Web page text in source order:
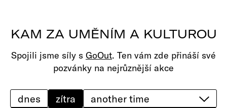
iVysílání
TV program
edu
KAM ZA UMĚNÍM A KULTUROU
Spojili jsme síly s GoOut. Ten vám zde přináší své
pozvánky na nejrůznější akce
dnes zítra